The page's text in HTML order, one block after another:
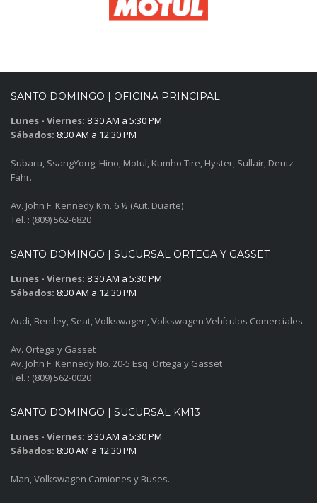
SANTO DOMINGO | OFICINA PRINCIPAL
Lunes - Viernes: 8:30 AM a 5:30 PM
Sábados: 8:30 AM a 12:30 PM
Subaru, SsangYong, Hino, Motul, Kumho Tire, Hyster, Sullair, Deutz-
Fahr.
Av. John F. Kennedy Km. 6 ½ (Aut. Duarte)
Tel. : (809) 562-6820
SANTO DOMINGO | SUCURSAL ORTEGA Y GASSET
Lunes - Viernes: 8:30 AM a 5:30 PM
Sábados: 8:30 AM a 12:30 PM
Audi, Bentley, Seat, Volkswagen, Volkswagen Vehículos Comerciales.
Av. Ortega y Gasset
Av. John F. Kennedy No. 20-5 Esq. Ortega y Gasset
Tel. : (809) 562-0020
SANTO DOMINGO | SUCURSAL KM13
Lunes - Viernes: 8:30 AM a 5:30 PM
Sábados: 8:30 AM a 12:30 PM
Man, Volkswagen Camiones y Buses.